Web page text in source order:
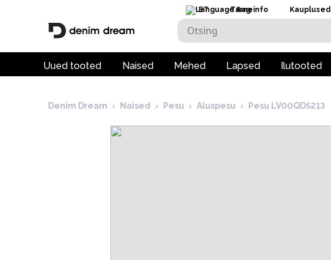
ET Tarneinfo Kauplused
Uued tooted Naised Mehed Lapsed Ilutooted
Denim Dream › Naised › Pesu › Aluspesu › Pesu LV00QD5213